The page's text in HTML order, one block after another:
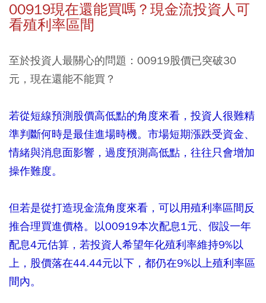
00919現在還能買嗎？現金流投資人可
看殖利率區間
至於投資人最關心的問題：00919股價已突破30
元，現在還能不能買？
若從短線預測股價高低點的角度來看，投資人很難精
準判斷何時是最佳進場時機。市場短期漲跌受資金、
情緒與消息面影響，過度預測高低點，往往只會增加
操作難度。
但若是從打造現金流角度來看，可以用殖利率區間反
推合理買進價格。以00919本次配息1元、假設一年
配息4元估算，若投資人希望年化殖利率維持9%以
上，股價落在44.44元以下，都仍在9%以上殖利率區
間內。